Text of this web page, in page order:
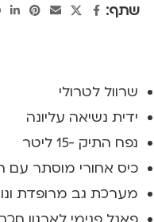
שתף:
שרוול לטרולי
ידית נשיאה עליונה
נפח התיק -15 ליטר
כיס אחורי מוסתר עם
מערכת גב מרופדת